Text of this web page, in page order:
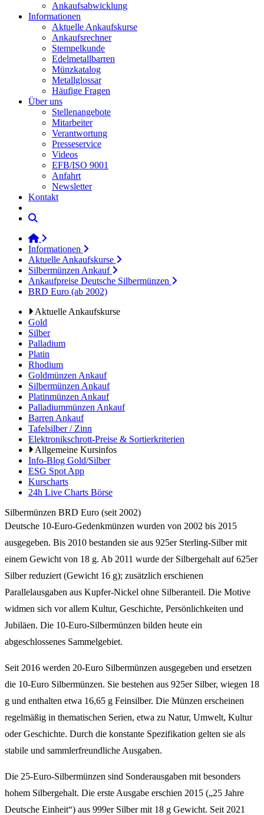
Ankaufsabwicklung
Informationen
Aktuelle Ankaufskurse
Ankaufsrechner
Stempelkunde
Edelmetallbarren
Münzkatalog
Metallglossar
Häufige Fragen
Über uns
Stellenangebote
Mitarbeiter
Verantwortung
Presseservice
Videos
EFB/ISO 9001
Anfahrt
Newsletter
Kontakt
Informationen
Aktuelle Ankaufskurse
Silbermünzen Ankauf
Ankaufpreise Deutsche Silbermünzen
BRD Euro (ab 2002)
Aktuelle Ankaufskurse
Gold
Silber
Palladium
Platin
Rhodium
Goldmünzen Ankauf
Silbermünzen Ankauf
Platinmünzen Ankauf
Palladiummünzen Ankauf
Barren Ankauf
Tafelsilber / Zinn
Elektronikschrott-Preise & Sortierkriterien
Allgemeine Kursinfos
Info-Blog Gold/Silber
ESG Spot App
Kurscharts
24h Live Charts Börse
Silbermünzen BRD Euro (seit 2002)
Deutsche 10-Euro-Gedenkmünzen wurden von 2002 bis 2015
ausgegeben. Bis 2010 bestanden sie aus 925er Sterling-Silber mit
einem Gewicht von 18 g. Ab 2011 wurde der Silbergehalt auf 625er
Silber reduziert (Gewicht 16 g); zusätzlich erschienen
Parallelausgaben aus Kupfer-Nickel ohne Silberanteil. Die Motive
widmen sich vor allem Kultur, Geschichte, Persönlichkeiten und
Jubiläen. Die 10-Euro-Silbermünzen bilden heute ein
abgeschlossenes Sammelgebiet.
Seit 2016 werden 20-Euro Silbermünzen ausgegeben und ersetzen
die 10-Euro Silbermünzen. Sie bestehen aus 925er Silber, wiegen 18
g und enthalten etwa 16,65 g Feinsilber. Die Münzen erscheinen
regelmäßig in thematischen Serien, etwa zu Natur, Umwelt, Kultur
oder Geschichte. Durch die konstante Spezifikation gelten sie als
stabile und sammlerfreundliche Ausgaben.
Die 25-Euro-Silbermünzen sind Sonderausgaben mit besonders
hohem Silbergehalt. Die erste Ausgabe erschien 2015 („25 Jahre
Deutsche Einheit“) aus 999er Silber mit 18 g Gewicht. Seit 2021